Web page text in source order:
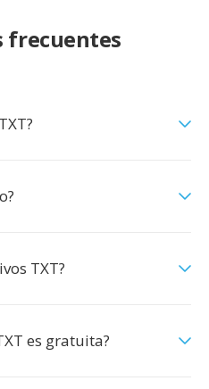
frecuentes
TXT?
es gratuita?